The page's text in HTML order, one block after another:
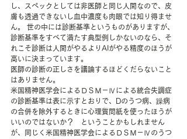
し、スペックとしては非医師と同じ人間なので、皮
膚も透過できないし血中濃度も肉眼では知り得ませ
ん。 世の中には診断基準というものがありますが、
診断基準をすべて満たす典型例しかないのなら、そ
れこそ診断は人間がやるよりAIがやる精度のほうが
高いに決まっています。
医師の診断の正しさを議論するほどくだらないこと
はありません。
米国精神医学会によるＤＳＭ－Ⅳによる統合失調症
の診断基準は表に示すとおりで、Dのうつ病、躁病
の合併を除外するときに心理質問紙を使ったほうが
いいのではないか？　ということかもしれません
が、同じく米国精神医学会によるＤＳＭ－Ⅳのうつ